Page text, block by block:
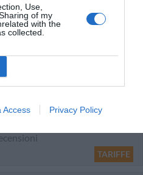
Use,
of my
with the
collected.
Access Privacy Policy
Resort & Spa
kmdal centro
TARIFFE